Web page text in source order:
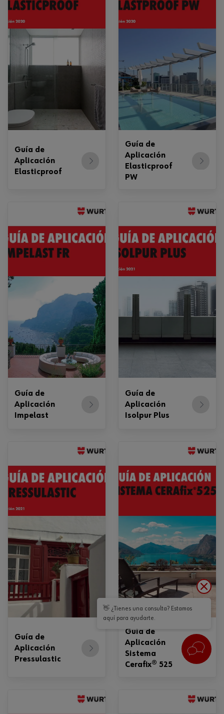
Guía de
Aplicación
Elasticproof
Guía de
Aplicación
Elasticproof
PW
Guía de
Aplicación
Impelast
Guía de
Aplicación
Isolpur Plus
Guía de
Aplicación
Pressulastic
Guía de
Aplicación
Sistema
Cerafix® 525
👋 ¿Tienes una consulta? Estamos
aquí para ayudarte.